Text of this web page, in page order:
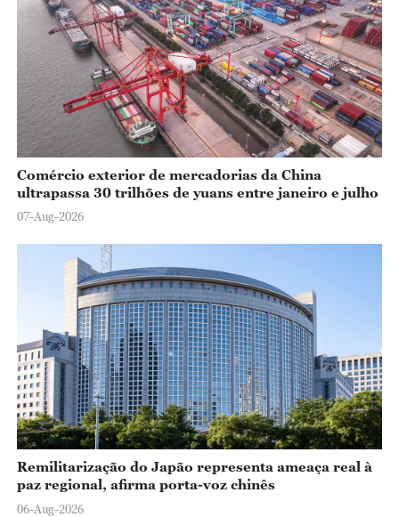
Comércio exterior de mercadorias da China
ultrapassa 30 trilhões de yuans entre janeiro e julho
07-Aug-2026
Remilitarização do Japão representa ameaça real à
paz regional, afirma porta-voz chinês
06-Aug-2026